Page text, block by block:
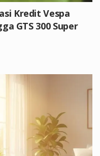
Kredit Vespa
GTS 300 Super